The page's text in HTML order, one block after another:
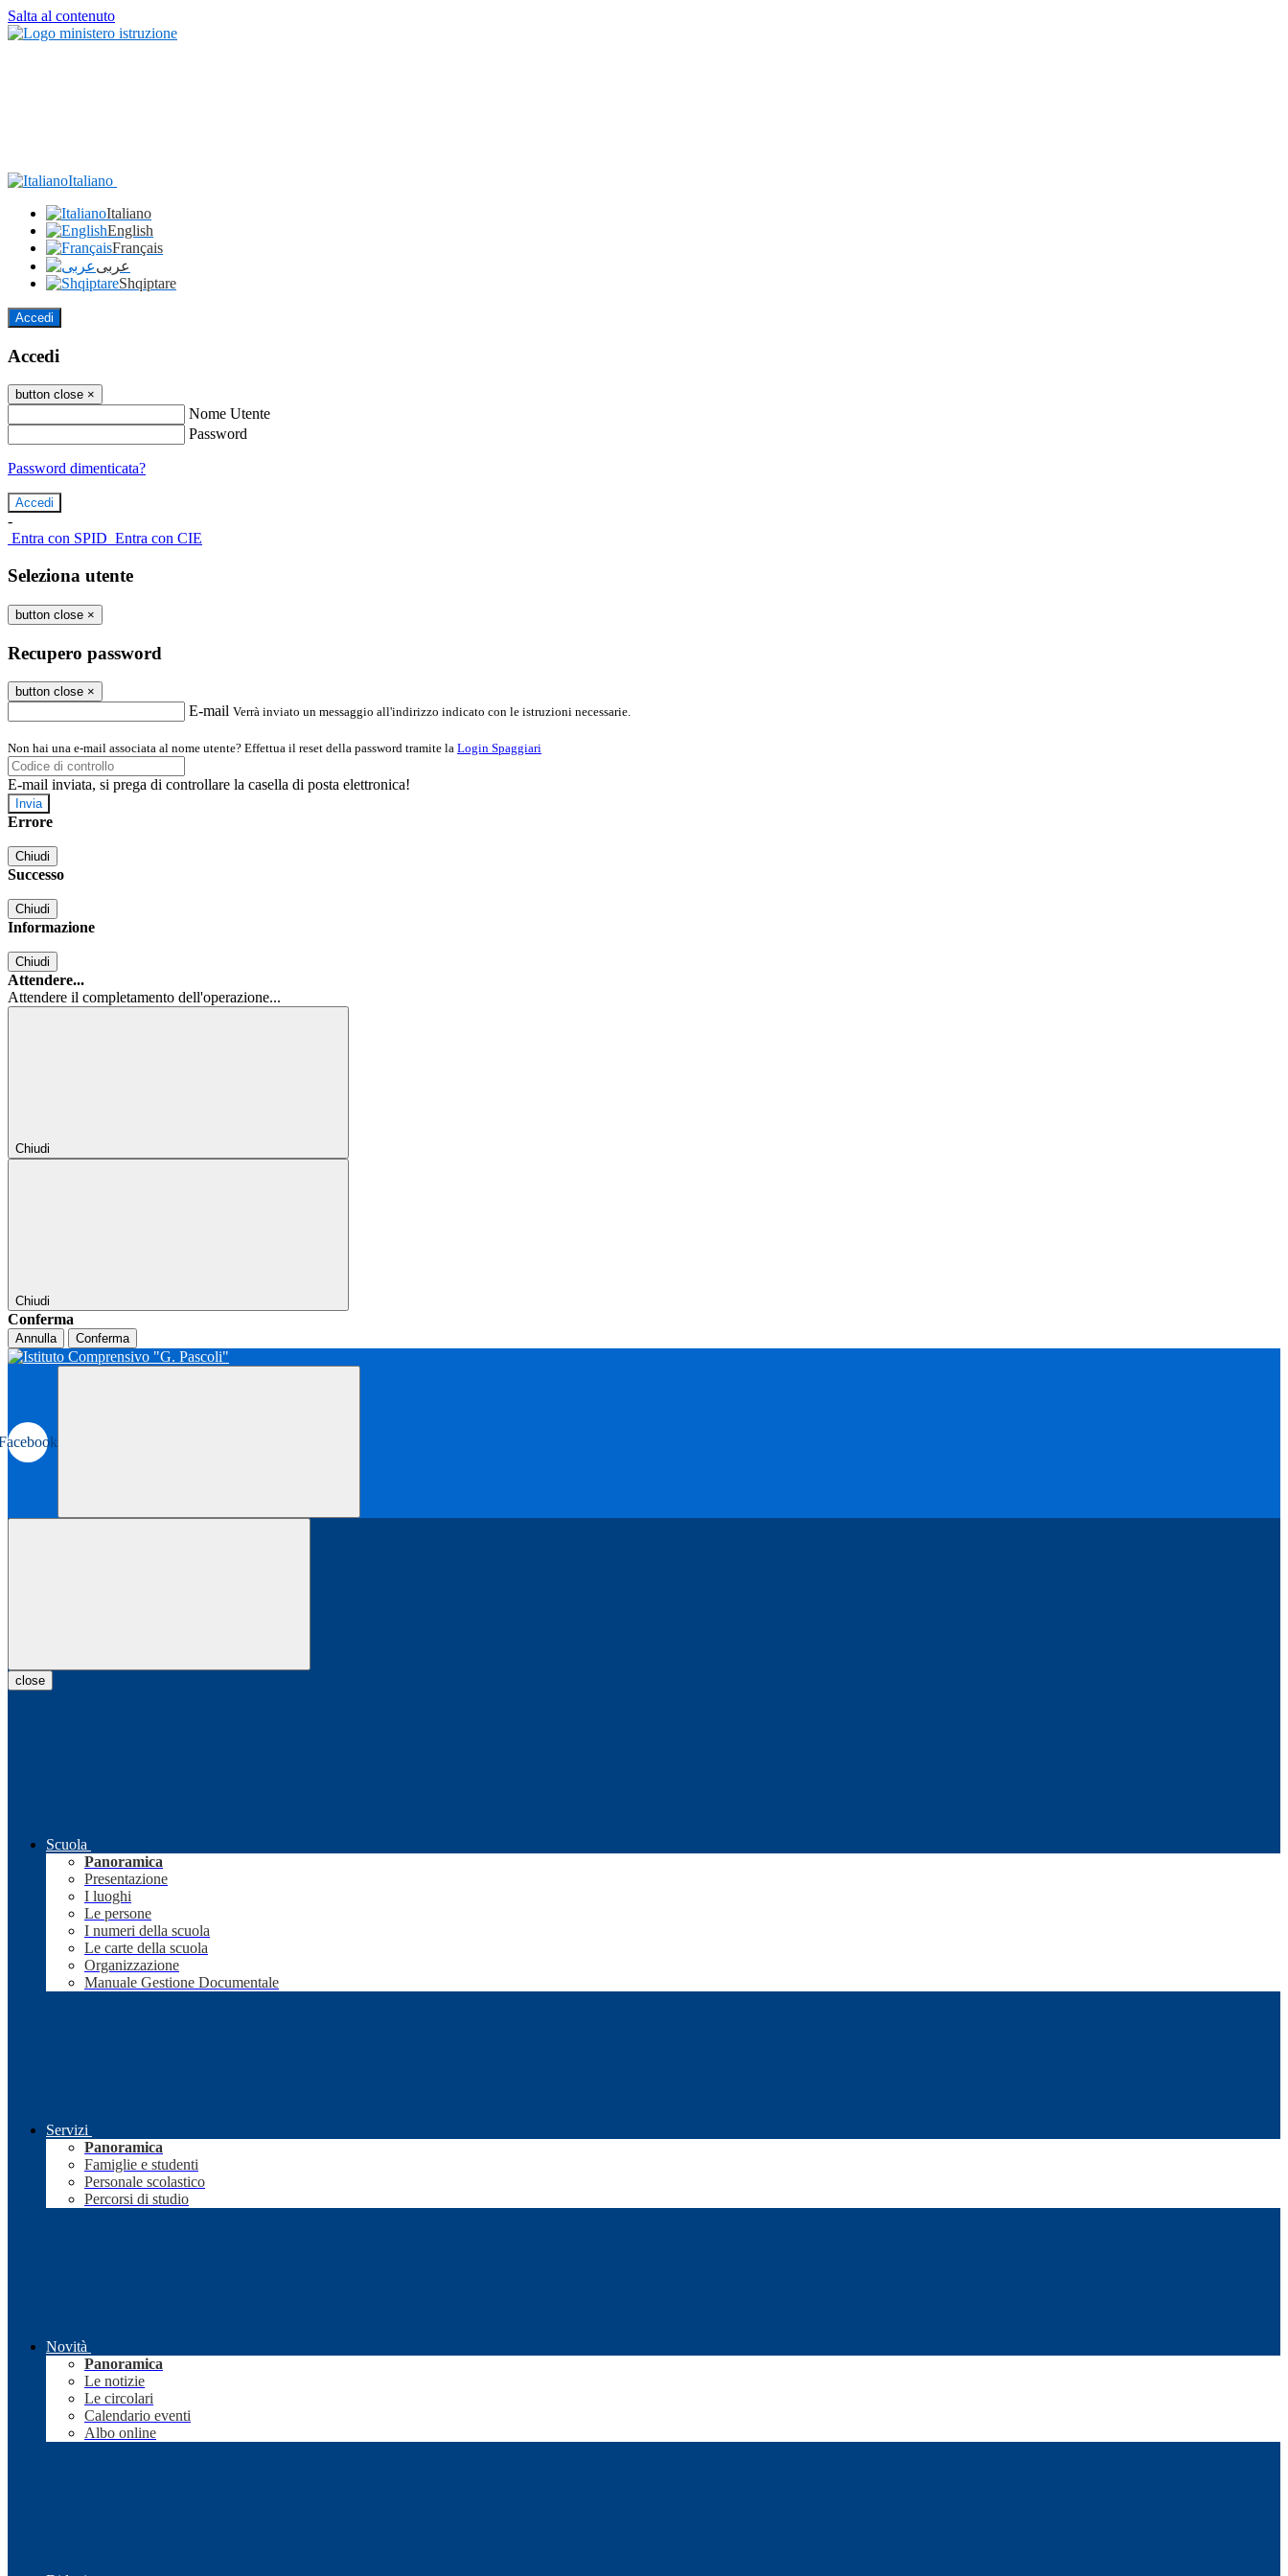
Salta al contenuto
Italiano
Italiano
English
Français
عربى
Shqiptare
Accedi
Accedi
button close ×
Nome Utente
Password
Password dimenticata?
-
Entra con SPID Entra con CIE
Seleziona utente
button close ×
Recupero password
button close ×
E-mail Verrà inviato un messaggio all'indirizzo indicato con le istruzioni necessarie.
Non hai una e-mail associata al nome utente? Effettua il reset della password tramite la Login Spaggiari
E-mail inviata, si prega di controllare la casella di posta elettronica!
Errore
Chiudi
Successo
Chiudi
Informazione
Chiudi
Attendere...
Attendere il completamento dell'operazione...
Chiudi
Chiudi
Conferma
Annulla Conferma
close
Scuola
Panoramica
Presentazione
I luoghi
Le persone
I numeri della scuola
Le carte della scuola
Organizzazione
Manuale Gestione Documentale
Servizi
Panoramica
Famiglie e studenti
Personale scolastico
Percorsi di studio
Novità
Panoramica
Le notizie
Le circolari
Calendario eventi
Albo online